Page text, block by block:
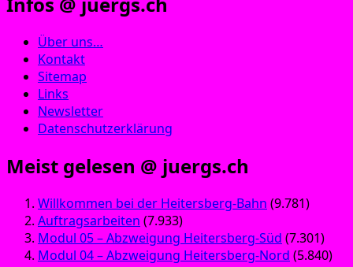
Über uns…
Kontakt
Sitemap
Links
Newsletter
Datenschutzerklärung
Meist gelesen @ juergs.ch
Willkommen bei der Heitersberg-Bahn (9.781)
Auftragsarbeiten (7.933)
Modul 05 – Abzweigung Heitersberg-Süd (7.301)
Modul 04 – Abzweigung Heitersberg-Nord (5.840)